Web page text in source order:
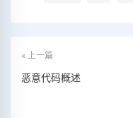
« 上一篇
恶意代码概述